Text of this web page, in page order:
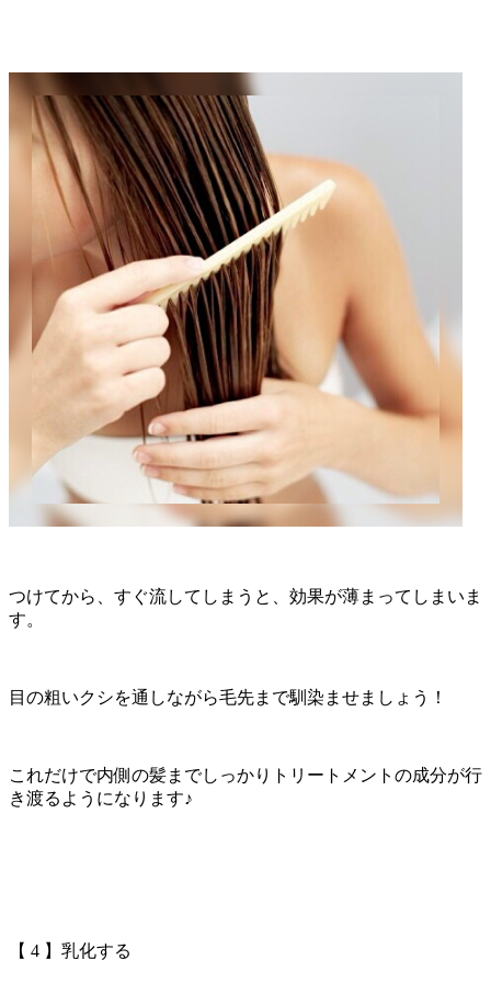
つけてから、すぐ流してしまうと、効果が薄まってしまいま
す。
目の粗いクシを通しながら毛先まで馴染ませましょう！
これだけで内側の髪までしっかりトリートメントの成分が行
き渡るようになります♪
【 4 】乳化する